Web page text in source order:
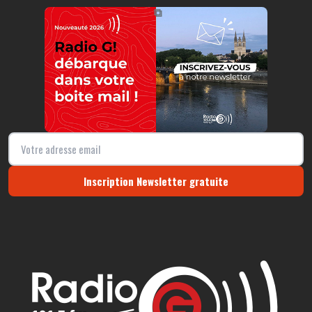
https://radio-g.fr?2864
⧉
Inscription Newsletter gratuite